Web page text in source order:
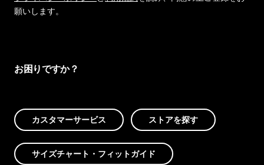
願いします。
お困りですか？
カスタマーサービス ストアを探す
サイズチャート・フィットガイド